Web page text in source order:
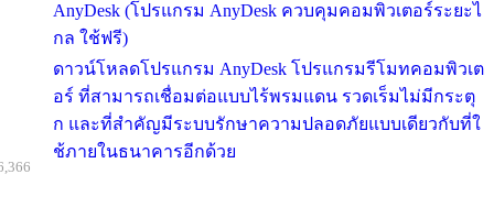
AnyDesk (โปรแกรม AnyDesk ควบคุมคอมพิวเตอร์ระยะไ
กล ใช้ฟรี)
ดาวน์โหลดโปรแกรม AnyDesk โปรแกรมรีโมทคอมพิวเต
อร์ ที่สามารถเชื่อมต่อแบบไร้พรมแดน รวดเร็มไม่มีกระตุ
ก และที่สำคัญมีระบบรักษาความปลอดภัยแบบเดียวกับที่ใ
ช้ภายในธนาคารอีกด้วย